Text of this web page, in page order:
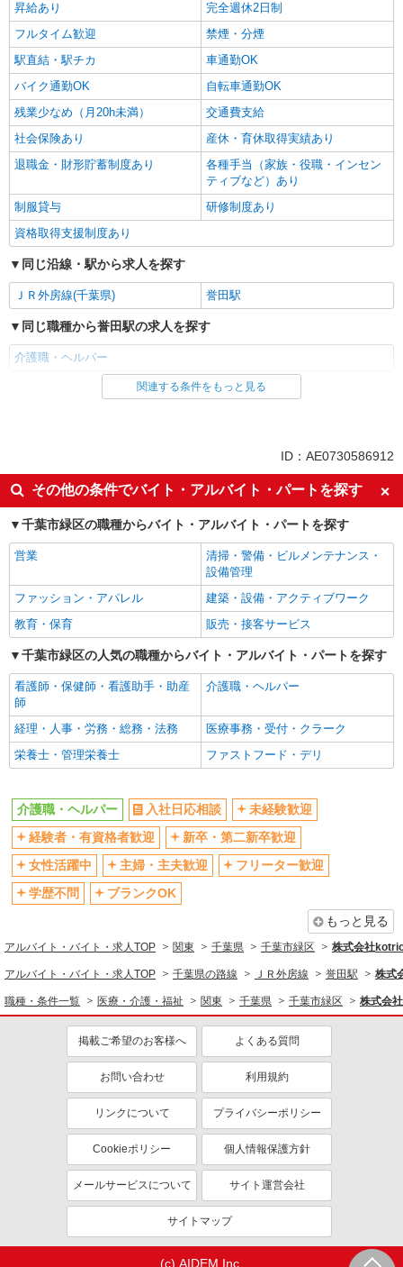
昇給あり
完全週休2日制
フルタイム歓迎
禁煙・分煙
駅直結・駅チカ
車通勤OK
バイク通勤OK
自転車通勤OK
残業少なめ（月20h未満）
交通費支給
社会保険あり
産休・育休取得実績あり
退職金・財形貯蓄制度あり
各種手当（家族・役職・インセン
ティブなど）あり
制服貸与
研修制度あり
資格取得支援制度あり
同じ沿線・駅から求人を探す
ＪＲ外房線(千葉県) 誉田駅
同じ職種から誉田駅の求人を探す
介護職・ヘルパー
同じ雇用形態から誉田駅の求人を探す
入社日応相談
未経験歓迎
経験者・有資格者歓迎
新卒・第二新卒歓迎
女性活躍中
主婦・主夫歓迎
フリーター歓迎
学歴不問
ブランクOK
ミドル（40代～）活躍中
エルダー（50代～）活躍中
シニア（60代～）活躍中
高収入・高額
ボーナス・賞与あり
昇給あり
完全週休2日制
フルタイム歓迎
禁煙・分煙
駅直結・駅チカ
車通勤OK
バイク通勤OK
自転車通勤OK
残業少なめ（月20h未満）
交通費支給
社会保険あり
産休・育休取得実績あり
退職金・財形貯蓄制度あり
各種手当（家族・役職・インセン
ティブなど）あり
制服貸与
研修制度あり
資格取得支援制度あり
医療・介護・福祉
介護職・ヘルパー
同じ特徴から求人を探す
ミドル（40代～）活躍中
ボーナス・賞与あり
車通勤OK
交通費支給
社会保険あり
産休・育休取得実績あり
関連する条件をもっと見る
ID：AE0730586912
その他の条件でバイト・アルバイト・パートを探す
千葉市緑区の職種からバイト・アルバイト・パートを探す
営業
清掃・警備・ビルメンテナンス・
設備管理
ファッション・アパレル
建築・設備・アクティブワーク
教育・保育
販売・接客サービス
千葉市緑区の人気の職種からバイト・アルバイト・パートを探す
看護師・保健師・看護助手・助産
師
介護職・ヘルパー
経理・人事・労務・総務・法務
医療事務・受付・クラーク
栄養士・管理栄養士
ファストフード・デリ
介護職・ヘルパー 入社日応相談
未経験歓迎
経験者・有資格者歓迎
新卒・第二新卒歓迎
女性活躍中
主婦・主夫歓迎
フリーター歓迎
学歴不問
ブランクOK
もっと見る
アルバイト・バイト・求人TOP 関東 千葉県 千葉市緑区 株式会社
アルバイト・バイト・求人TOP 千葉県の路線 ＪＲ外房線 誉田駅 株式
職種・条件一覧 医療・介護・福祉 関東 千葉県 千葉市緑区 株式会
掲載ご希望のお客様へ よくある質問
お問い合わせ 利用規約
リンクについて プライバシーポリシー
Cookieポリシー 個人情報保護方針
メールサービスについて サイト運営会社
サイトマップ
(c) AIDEM Inc.